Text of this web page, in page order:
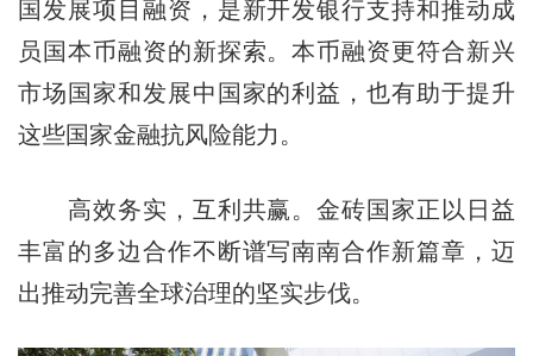
国发展项目融资，是新开发银行支持和推动成
员国本币融资的新探索。本币融资更符合新兴
市场国家和发展中国家的利益，也有助于提升
这些国家金融抗风险能力。
高效务实，互利共赢。金砖国家正以日益
丰富的多边合作不断谱写南南合作新篇章，迈
出推动完善全球治理的坚实步伐。